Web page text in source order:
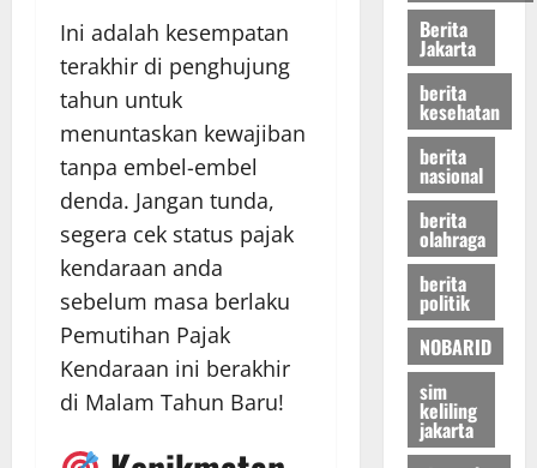
Ini adalah kesempatan
terakhir di penghujung
tahun untuk
menuntaskan kewajiban
tanpa embel-embel
denda. Jangan tunda,
segera cek status pajak
kendaraan anda
sebelum masa berlaku
Pemutihan Pajak
Kendaraan ini berakhir
di Malam Tahun Baru!
Berita
Jakarta
berita
kesehatan
berita
nasional
berita
olahraga
berita
politik
NOBARID
sim
keliling
jakarta